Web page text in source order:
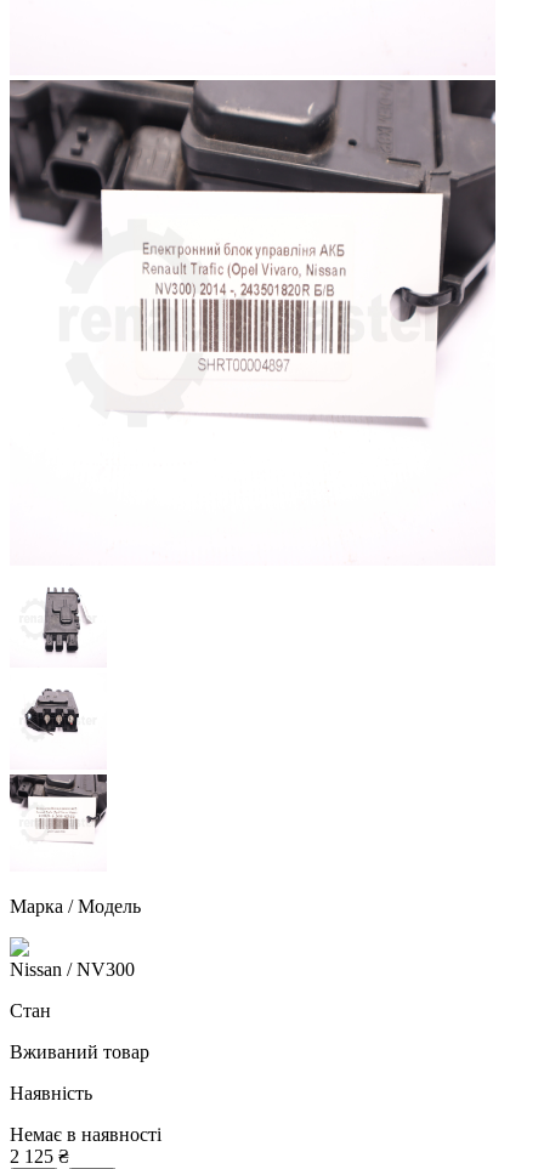
Марка / Модель
Nissan / NV300
Стан
Вживаний товар
Наявність
Немає в наявності
2 125 ₴